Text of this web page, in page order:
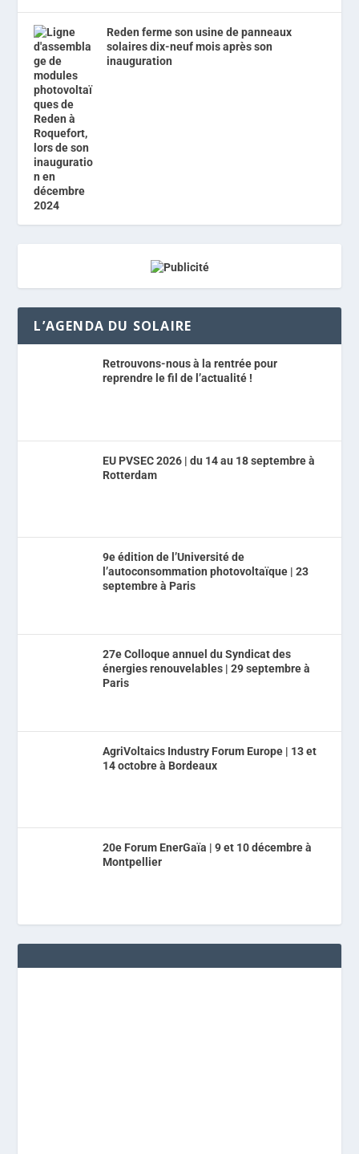
Reden ferme son usine de panneaux
solaires dix-neuf mois après son
inauguration
L’AGENDA DU SOLAIRE
Retrouvons-nous à la rentrée pour
reprendre le fil de l’actualité !
EU PVSEC 2026 | du 14 au 18 septembre à
Rotterdam
9e édition de l’Université de
l’autoconsommation photovoltaïque | 23
septembre à Paris
27e Colloque annuel du Syndicat des
énergies renouvelables | 29 septembre à
Paris
AgriVoltaics Industry Forum Europe | 13 et
14 octobre à Bordeaux
20e Forum EnerGaïa | 9 et 10 décembre à
Montpellier